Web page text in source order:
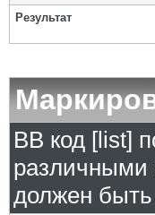
Результат
BB код [list]
различными
должен